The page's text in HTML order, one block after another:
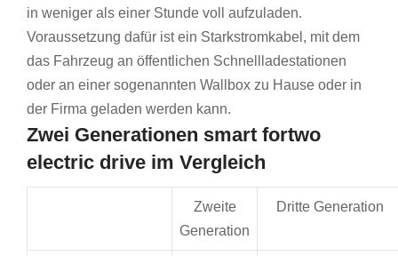
in weniger als einer Stunde voll aufzuladen.
Voraussetzung dafür ist ein Starkstromkabel, mit dem
das Fahrzeug an öffentlichen Schnellladestationen
oder an einer sogenannten Wallbox zu Hause oder in
der Firma geladen werden kann.
Zwei Generationen smart fortwo
electric drive im Vergleich
Zweite
Generation
Dritte Generation